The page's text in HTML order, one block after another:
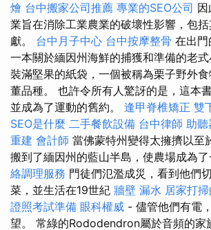
燴 台中搬家公司推薦 專業的SEO公司
業旨在消除工業農業的破壞性影響，包
獻。 台中月子中心 台中按摩整骨 在出
一本關於緬因州海鮮的捕獲和準備的老
裝滿堅果的紙袋，一個被稱為栗子野外
董品種。 也許令所有人驚訝的是，這本
並成為了運動的舊約。 逢甲脊椎矯正 雙
SEO是什麼 二手餐飲設備 台中律師 助聽
重建 會計師 當佛蒙特州變得太擁擠以至
搬到了緬因州的藍山半島，使農場成為了
絡調理服務 門徒們氾濫成災，看到他們
菜，並生活在19世紀 牆壁 漏水 居家打
證照考試準備 眼科權威 - 儘管他們有電
望。 常綠的Rododendron屬於音頻的家